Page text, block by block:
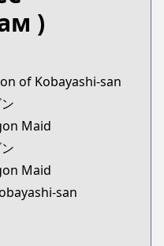
)
of Kobayashi-san
Maid
Maid
san